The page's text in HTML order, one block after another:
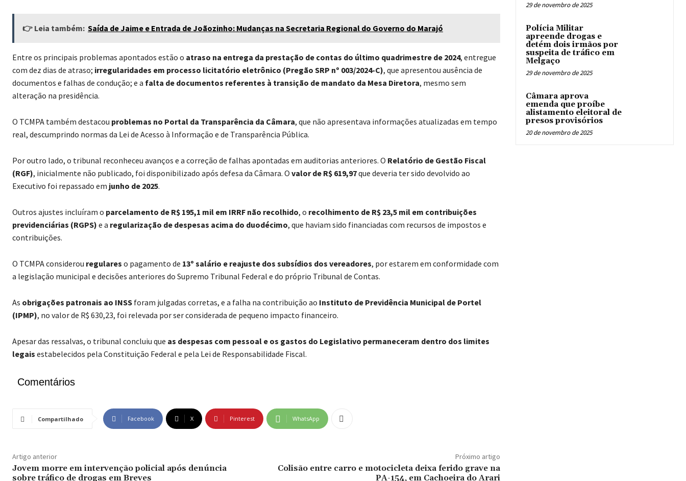
👉 Leia também: Saída de Jaime e Entrada de Joãozinho: Mudanças na Secretaria Regional do Governo do Marajó
Entre os principais problemas apontados estão o atraso na entrega da prestação de contas do último quadrimestre de 2024, entregue
com dez dias de atraso; irregularidades em processo licitatório eletrônico (Pregão SRP nº 003/2024-C), que apresentou ausência de
documentos e falhas de condução; e a falta de documentos referentes à transição de mandato da Mesa Diretora, mesmo sem
alteração na presidência.
O TCMPA também destacou problemas no Portal da Transparência da Câmara, que não apresentava informações atualizadas em tempo
real, descumprindo normas da Lei de Acesso à Informação e de Transparência Pública.
Por outro lado, o tribunal reconheceu avanços e a correção de falhas apontadas em auditorias anteriores. O Relatório de Gestão Fiscal
(RGF), inicialmente não publicado, foi disponibilizado após defesa da Câmara. O valor de R$ 619,97que deveria ter sido devolvido ao
Executivo foi repassado em junho de 2025.
Outros ajustes incluíram o parcelamento de R$ 195,1 mil em IRRF não recolhido, o recolhimento de R$ 23,5 mil em contribuições
previdenciárias (RGPS) e a regularização de despesas acima do duodécimo, que haviam sido financiadas com recursos de impostos e
contribuições.
O TCMPA considerou regulares o pagamento de 13º salário e reajuste dos subsídios dos vereadores, por estarem em conformidade com
a legislação municipal e decisões anteriores do Supremo Tribunal Federal e do próprio Tribunal de Contas.
As obrigações patronais ao INSS foram julgadas corretas, e a falha na contribuição ao Instituto de Previdência Municipal de Portel
(IPMP), no valor de R$ 630,23, foi relevada por ser considerada de pequeno impacto financeiro.
Apesar das ressalvas, o tribunal concluiu que as despesas com pessoal e os gastos do Legislativo permaneceram dentro dos limites
legais estabelecidos pela Constituição Federal e pela Lei de Responsabilidade Fiscal.
Comentários
Compartilhado Facebook X Pinterest WhatsApp
Artigo anterior
Jovem morre em intervenção policial após denúncia
sobre tráfico de drogas em Breves
Próximo artigo
Colisão entre carro e motocicleta deixa ferido grave na
PA-154, em Cachoeira do Arari
29 de novembro de 2025
Polícia Militar
apreende drogas e
detém dois irmãos por
suspeita de tráfico em
Melgaço
29 de novembro de 2025
Câmara aprova
emenda que proíbe
alistamento eleitoral de
presos provisórios
20 de novembro de 2025